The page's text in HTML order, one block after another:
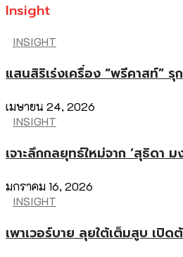
Insight
INSIGHT
แสนสิริเร่งเครื่อง “พรีคาสท์” รุ
เมษายน 24, 2026
INSIGHT
เจาะลึกกลยุทธ์ใหม่จาก ‘สุธิดา
มกราคม 16, 2026
INSIGHT
เพาเวอร์บาย ลุยใต้เต็มสูบ เปิด